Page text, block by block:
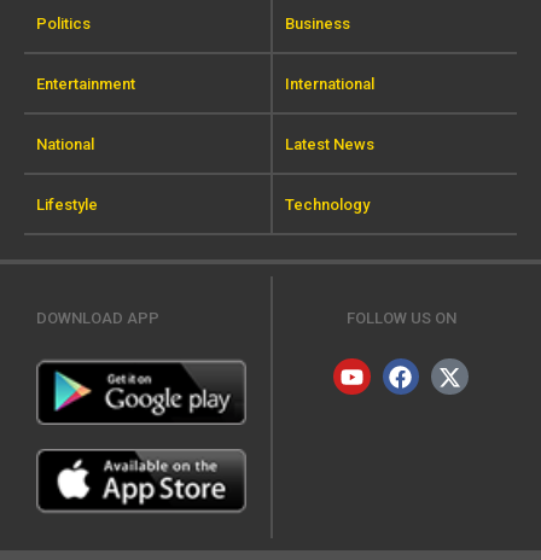
Politics Business
Entertainment International
National Latest News
Lifestyle Technology
DOWNLOAD APP FOLLOW US ON